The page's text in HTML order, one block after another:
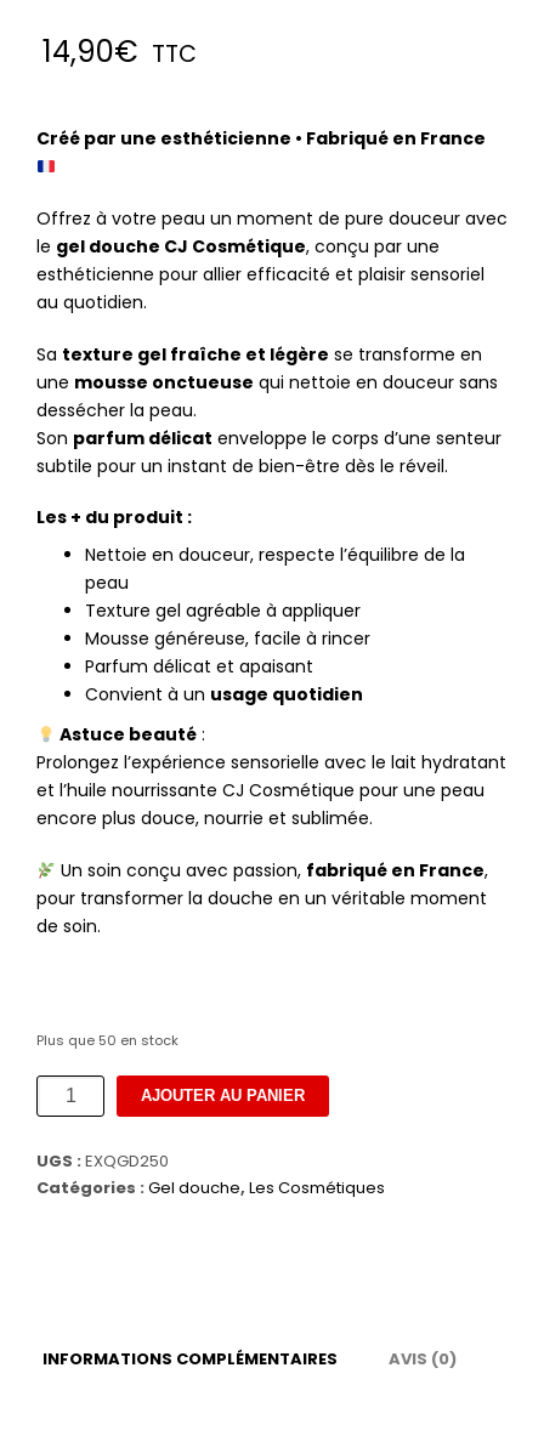
14,90€ TTC
Créé par une esthéticienne • Fabriqué en France
Offrez à votre peau un moment de pure douceur avec
le gel douche CJ Cosmétique, conçu par une
esthéticienne pour allier efficacité et plaisir sensoriel
au quotidien.
Sa texture gel fraîche et légère se transforme en
une mousse onctueuse qui nettoie en douceur sans
dessécher la peau.
Son parfum délicat enveloppe le corps d’une senteur
subtile pour un instant de bien-être dès le réveil.
Les + du produit :
Nettoie en douceur, respecte l’équilibre de la
peau
Texture gel agréable à appliquer
Mousse généreuse, facile à rincer
Parfum délicat et apaisant
Convient à un usage quotidien
Astuce beauté:
Prolongez l’expérience sensorielle avec le lait hydratant
et l’huile nourrissante CJ Cosmétique pour une peau
encore plus douce, nourrie et sublimée.
Un soin conçu avec passion, fabriqué en France,
pour transformer la douche en un véritable moment
de soin.
Plus que 50 en stock
quantité
de
douche
Exquise
AJOUTER AU PANIER
UGS : EXQGD250
Catégories : Gel douche, Les Cosmétiques
INFORMATIONS COMPLÉMENTAIRES AVIS (0)